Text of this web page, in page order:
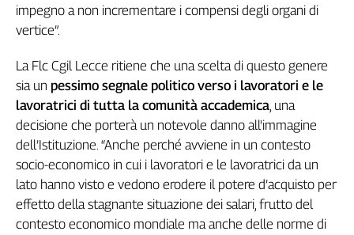
Valle
D'Aosta
Archivio
Storico
1955-
2014
Cerca
Contatti
impegno a non incrementare i compensi degli organi di
vertice”.
La Flc Cgil Lecce ritiene che una scelta di questo genere
sia un pessimo segnale politico verso i lavoratori e le
lavoratrici di tutta la comunità accademica, una
decisione che porterà un notevole danno all'immagine
dell’Istituzione. “Anche perché avviene in un contesto
socio-economico in cui i lavoratori e le lavoratrici da un
lato hanno visto e vedono erodere il potere d’acquisto per
effetto della stagnante situazione dei salari, frutto del
contesto economico mondiale ma anche delle norme di